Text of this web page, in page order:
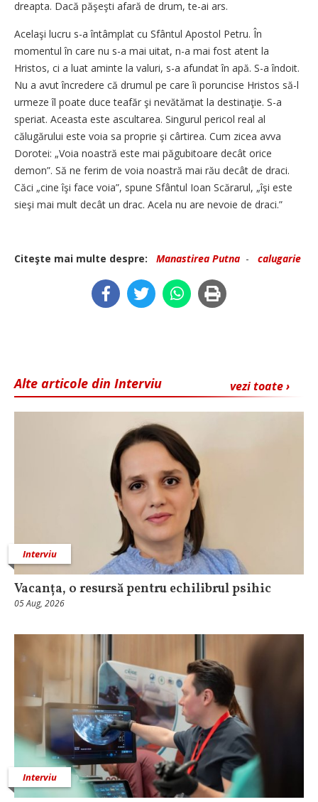
dreapta. Dacă păşeşti afară de drum, te-ai ars.
Acelaşi lucru s-a întâmplat cu Sfântul Apostol Petru. În
momentul în care nu s-a mai uitat, n-a mai fost atent la
Hristos, ci a luat aminte la valuri, s-a afundat în apă. S-a îndoit.
Nu a avut încredere că drumul pe care îi poruncise Hristos să-l
urmeze îl poate duce teafăr şi nevătămat la destinaţie. S-a
speriat. Aceasta este ascultarea. Singurul pericol real al
călugărului este voia sa proprie şi cârtirea. Cum zicea avva
Dorotei: „Voia noastră este mai păgubitoare decât orice
demon”. Să ne ferim de voia noastră mai rău decât de draci.
Căci „cine îşi face voia”, spune Sfântul Ioan Scărarul, „îşi este
sieşi mai mult decât un drac. Acela nu are nevoie de draci.”
Citeşte mai multe despre: Manastirea Putna - calugarie
vezi toate ›
Alte articole din Interviu
Interviu
Vacanța, o resursă pentru echilibrul psihic
05 Aug, 2026
Interviu